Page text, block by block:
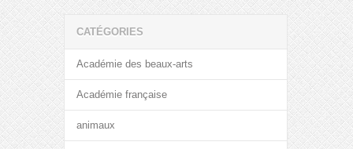
CATÉGORIES
Académie des beaux-arts
Académie française
animaux